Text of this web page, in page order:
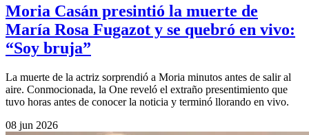
Moria Casán presintió la muerte de
María Rosa Fugazot y se quebró en vivo:
“Soy bruja”
La muerte de la actriz sorprendió a Moria minutos antes de salir al
aire. Conmocionada, la One reveló el extraño presentimiento que
tuvo horas antes de conocer la noticia y terminó llorando en vivo.
08 jun 2026